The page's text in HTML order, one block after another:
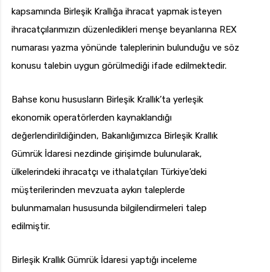
kapsamında Birleşik Krallığa ihracat yapmak isteyen
ihracatçılarımızın düzenledikleri menşe beyanlarına REX
numarası yazma yönünde taleplerinin bulunduğu ve söz
konusu talebin uygun görülmediği ifade edilmektedir.
Bahse konu hususların Birleşik Krallık’ta yerleşik
ekonomik operatörlerden kaynaklandığı
değerlendirildiğinden, Bakanlığımızca Birleşik Krallık
Gümrük İdaresi nezdinde girişimde bulunularak,
ülkelerindeki ihracatçı ve ithalatçıları Türkiye’deki
müşterilerinden mevzuata aykırı taleplerde
bulunmamaları hususunda bilgilendirmeleri talep
edilmiştir.
Birleşik Krallık Gümrük İdaresi yaptığı inceleme